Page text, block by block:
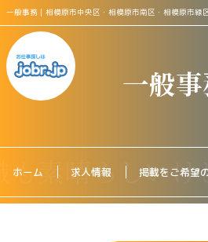
一般事務｜相模原市中央区・相模原市南区・相模原市
一般
ホーム 求人情報 掲載をご希望